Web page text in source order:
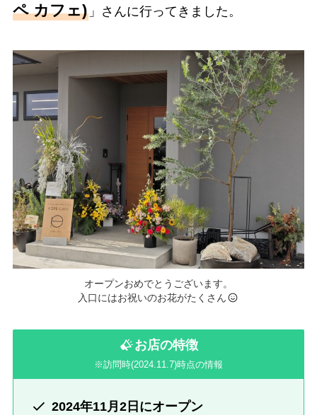
ペ カフェ)」さんに行ってきました。
オープンおめでとうございます。
入口にはお祝いのお花がたくさん
お店の特徴
※訪問時(2024.11.7)時点の情報
2024年11月2日にオープン